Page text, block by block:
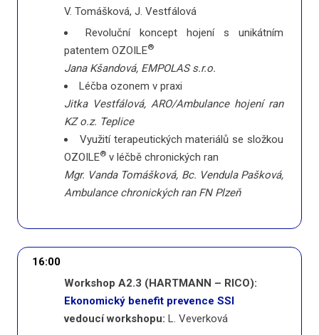
V. Tomášková, J. Vestfálová
Revoluční koncept hojení s unikátním
patentem OZOILE®
Jana Kšandová, EMPOLAS s.r.o.
Léčba ozonem v praxi
Jitka Vestfálová, ARO/Ambulance hojení ran
KZ o.z. Teplice
Využití terapeutických materiálů se složkou
OZOILE®v léčbě chronických ran
Mgr. Vanda Tomášková, Bc. Vendula Pašková,
Ambulance chronických ran FN Plzeň
16:00
Workshop A2.3 (HARTMANN – RICO):
Ekonomický benefit prevence SSI
vedoucí workshopu: L. Veverková